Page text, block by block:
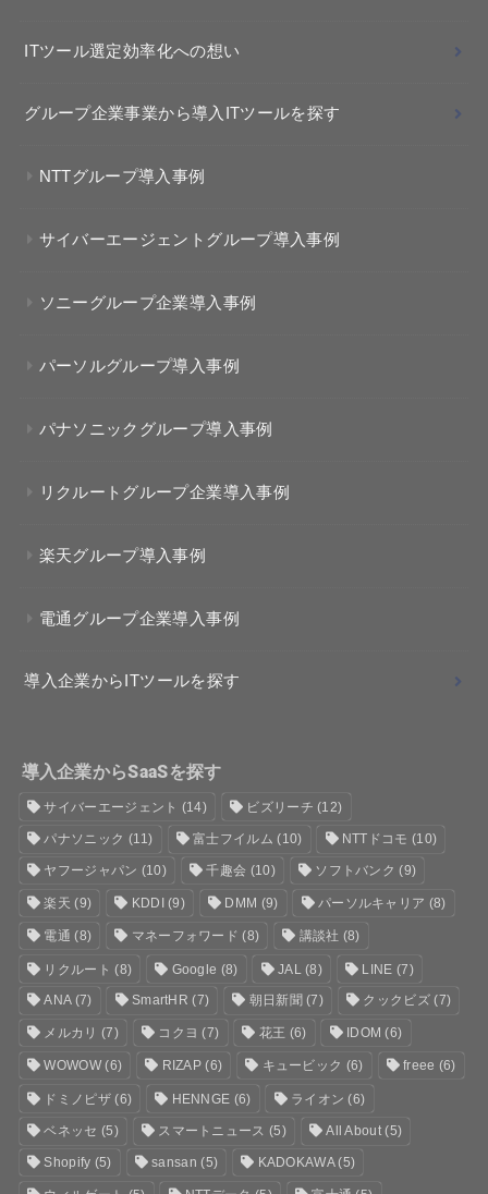
ITツール選定効率化への想い
グループ企業事業から導入ITツールを探す
NTTグループ導入事例
サイバーエージェントグループ導入事例
ソニーグループ企業導入事例
パーソルグループ導入事例
パナソニックグループ導入事例
リクルートグループ企業導入事例
楽天グループ導入事例
電通グループ企業導入事例
導入企業からITツールを探す
導入企業からSaaSを探す
サイバーエージェント (14) ビズリーチ (12)
パナソニック (11) 富士フイルム (10) NTTドコモ (10)
ヤフージャパン (10) 千趣会 (10) ソフトバンク (9)
楽天 (9) KDDI (9) DMM (9) パーソルキャリア (8)
電通 (8) マネーフォワード (8) 講談社 (8)
リクルート (8) Google (8) JAL (8) LINE (7)
ANA(7) SmartHR (7) 朝日新聞 (7) クックビズ(7)
メルカリ (7) コクヨ (7) 花王 (6) IDOM (6)
WOWOW(6) RIZAP (6) キュービック (6) freee (6)
ドミノピザ(6) HENNGE (6) ライオン (6)
ベネッセ (5) スマートニュース (5) All About(5)
Shopify (5) sansan (5) KADOKAWA(5)